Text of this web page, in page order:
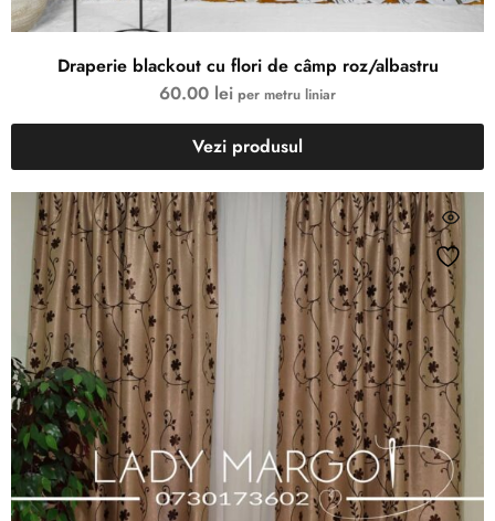
Draperie blackout cu flori de câmp roz/albastru
60.00 lei per metru liniar
Vezi produsul